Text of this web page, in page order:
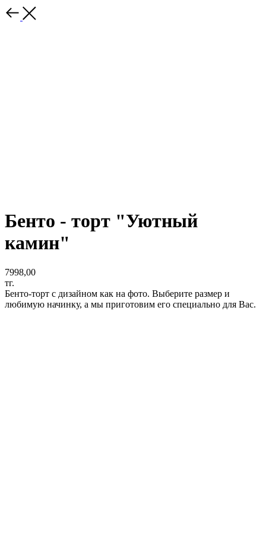
Бенто - торт "Уютный
камин"
7998,00
тг.
Бенто-торт с дизайном как на фото. Выберите размер и
любимую начинку, а мы приготовим его специально для Вас.